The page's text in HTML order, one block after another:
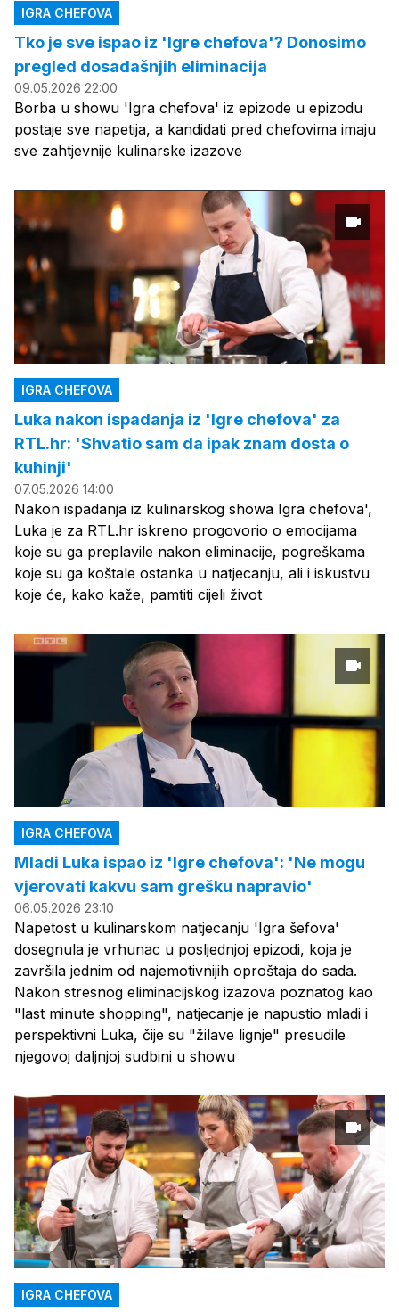
IGRA CHEFOVA
Tko je sve ispao iz 'Igre chefova'? Donosimo
pregled dosadašnjih eliminacija
09.05.2026 22:00
Borba u showu 'Igra chefova' iz epizode u epizodu
postaje sve napetija, a kandidati pred chefovima imaju
sve zahtjevnije kulinarske izazove
IGRA CHEFOVA
Luka nakon ispadanja iz 'Igre chefova' za
RTL.hr: 'Shvatio sam da ipak znam dosta o
kuhinji'
07.05.2026 14:00
Nakon ispadanja iz kulinarskog showa Igra chefova',
Luka je za RTL.hr iskreno progovorio o emocijama
koje su ga preplavile nakon eliminacije, pogreškama
koje su ga koštale ostanka u natjecanju, ali i iskustvu
koje će, kako kaže, pamtiti cijeli život
IGRA CHEFOVA
Mladi Luka ispao iz 'Igre chefova': 'Ne mogu
vjerovati kakvu sam grešku napravio'
06.05.2026 23:10
Napetost u kulinarskom natjecanju 'Igra šefova'
dosegnula je vrhunac u posljednjoj epizodi, koja je
završila jednim od najemotivnijih oproštaja do sada.
Nakon stresnog eliminacijskog izazova poznatog kao
"last minute shopping", natjecanje je napustio mladi i
perspektivni Luka, čije su "žilave lignje" presudile
njegovoj daljnjoj sudbini u showu
IGRA CHEFOVA